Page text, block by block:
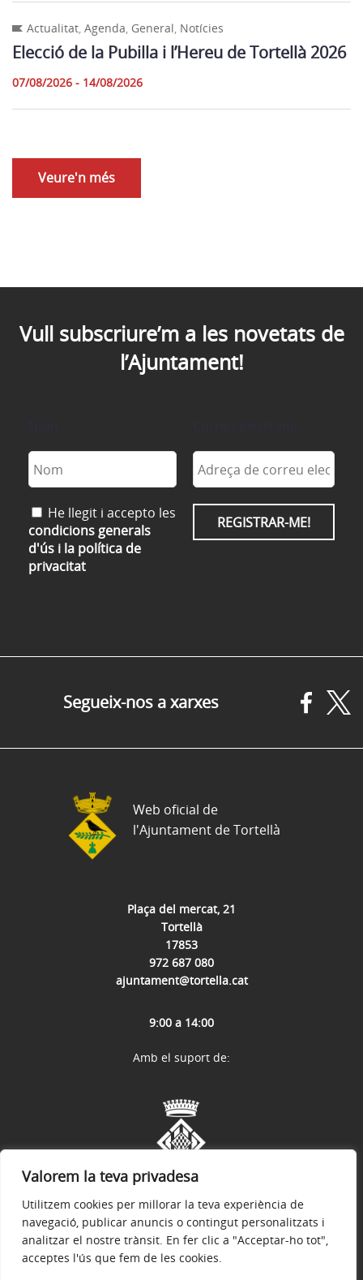
Valorem la teva privadesa
Utilitzem cookies per millorar la teva experiència de
navegació, publicar anuncis o contingut personalitzats i
analitzar el nostre trànsit. En fer clic a "Acceptar-ho tot",
acceptes l'ús que fem de les cookies.
Actualitat, Agenda, General, Notícies
Elecció de la Pubilla i l’Hereu de Tortellà 2026
07/08/2026 - 14/08/2026
Veure'n més
Vull subscriure’m a les novetats de
l’Ajuntament!
He llegit i accepto les
condicions generals
d'ús i la política de
privacitat
Segueix-nos a xarxes
Plaça del mercat, 21
Tortellà
17853
972 687 080
ajuntament@tortella.cat
9:00 a 14:00
Web oficial de
l'Ajuntament de Tortellà
Avís legal Política de privacitat
Amb el suport de: